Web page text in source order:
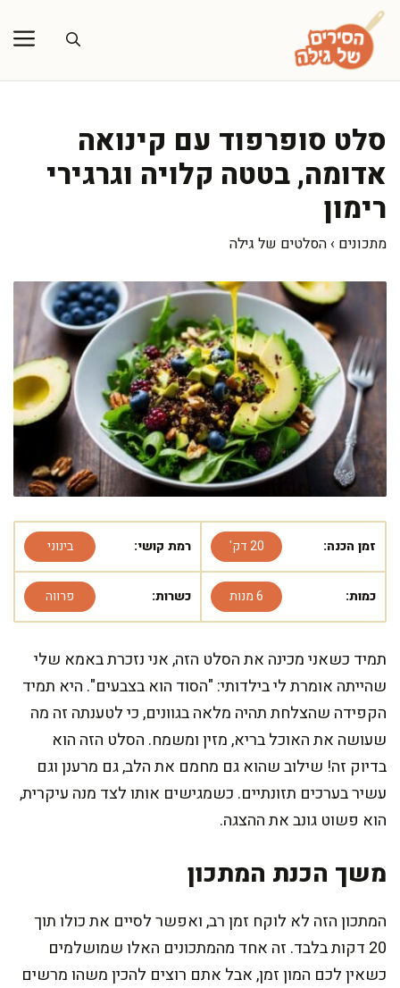
לדלג
לתוכן
סלט סופרפוד עם קינואה
אדומה, בטטה קלויה וגרגירי
רימון
מתכונים › הסלטים של גילה
זמן הכנה: 20 דק' רמת קושי: בינוני
כמות: 6 מנות כשרות: פרווה
תמיד כשאני מכינה את הסלט הזה, אני נזכרת באמא שלי
שהייתה אומרת לי בילדותי: "הסוד הוא בצבעים". היא תמיד
הקפידה שהצלחת תהיה מלאה בגוונים, כי לטענתה זה מה
שעושה את האוכל בריא, מזין ומשמח. הסלט הזה הוא
בדיוק זה! שילוב שהוא גם מחמם את הלב, גם מרענן וגם
עשיר בערכים תזונתיים. כשמגישים אותו לצד מנה עיקרית,
הוא פשוט גונב את ההצגה.
משך הכנת המתכון
המתכון הזה לא לוקח זמן רב, ואפשר לסיים את כולו תוך
20 דקות בלבד. זה אחד מהמתכונים האלו שמושלמים
כשאין לכם המון זמן, אבל אתם רוצים להכין משהו מרשים